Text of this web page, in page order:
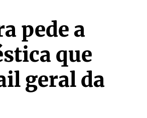
pede a
que
geral da